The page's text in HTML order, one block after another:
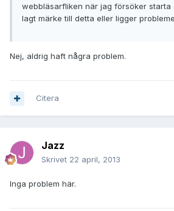
webbläsarfliken när jag försöker starta
lagt märke till detta eller ligger
Nej, aldrig haft några problem.
Citera
Jazz
Skrivet 22 april, 2013
Inga problem här.